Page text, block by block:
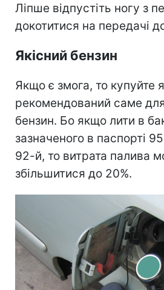
Ліпше відпустіть ногу з
докотитися на передачі
Якісний бензин
Якщо є змога, то купуйте
рекомендований саме
бензин. Бо якщо лити в
зазначеного в паспорті
92-й, то витрата палива
збільшитися до 20%.